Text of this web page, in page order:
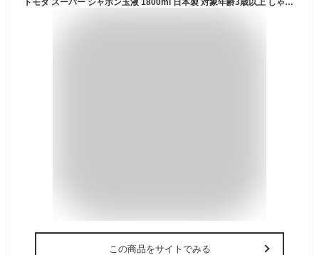
この商品をサイトでみる